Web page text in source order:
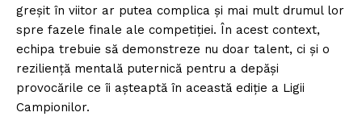
greșit în viitor ar putea complica și mai mult drumul lor
spre fazele finale ale competiției. În acest context,
echipa trebuie să demonstreze nu doar talent, ci și o
reziliență mentală puternică pentru a depăși
provocările ce îi așteaptă în această ediție a Ligii
Campionilor.